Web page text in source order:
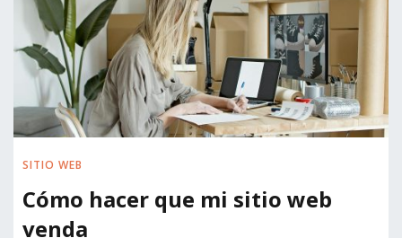
SITIO WEB
Cómo hacer que mi sitio web
venda